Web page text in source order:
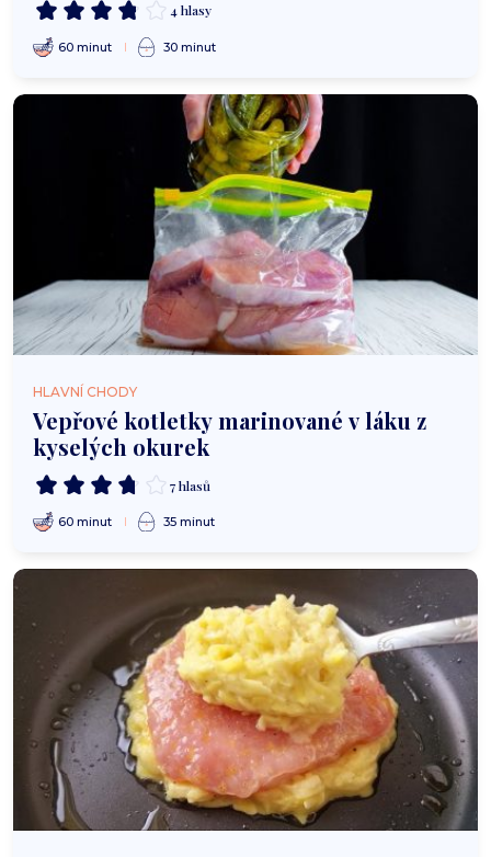
4 hlasy
60 minut 30 minut
HLAVNÍ CHODY
Vepřové kotletky marinované v láku z
kyselých okurek
7 hlasů
60 minut 35 minut